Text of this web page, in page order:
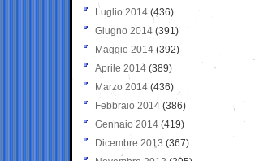
Luglio 2014 (436)
Giugno 2014 (391)
Maggio 2014 (392)
Aprile 2014 (389)
Marzo 2014 (436)
Febbraio 2014 (386)
Gennaio 2014 (419)
Dicembre 2013 (367)